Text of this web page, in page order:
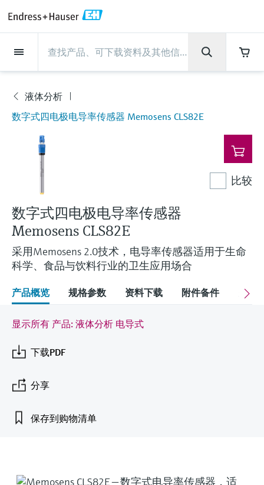
现场仪表
流量
物位测量
液体分析
温度测量
压力测量
系统产品
光学分析
Netilion IIoT
软件
流量
电磁流量计
科里奥利质量流量计
超声波流量计
涡街流量计
热式质量流量计
Differential pressure flow
measurement
选购全部
物位测量
雷达物位测量
Vibronic point level detection
导波雷达物位测量
超声波物位测量
电容物位测量
静压液位测量
Conductive level measurement
Float switch level measurement
放射线物位测量
阻旋料位开关
伺服液位测量
液体分析
pH电极和变送器
电导率传感器和变送器
浊度传感器和变送器
氯传感器和变送器
溶解氧传感器和变送器
实验室检测仪表和便携式pH计
全自动水质采样仪
TOC、COD和SAC分析仪
ORP电极和变送器
污泥界面传感器和变送器
营养盐分析仪和传感器
温度测量
温度变送器
工业温度计
保护套管
高温型温度计
卫生型温度计
紧凑型温度计
温度开关
表面温度计
线缆式温度计
多点温度计
选购全部
压力测量
绝压和表压测量
差压测量
选购全部
系统产品
数据管理仪&数据记录仪
过程测控仪
电源和安全栅
WirelessHART解决方案
网关和调制解调器
设备配置用平板电脑
能量管理仪和应用管理仪
浪涌保护器
选购全部
光学分析
TDLAS和QF分析仪
拉曼光谱分析仪
排放监测解决方案
颗粒测量设备
数字分析仪解决方案
过程气体分析仪
空气质量测量装置
烟雾探测器
视距测量仪
超高探测器
选购全部
Netilion IIoT
Netilion Value
Netilion Health
Netilion Analytics
Netilion Library
Netilion Inventory
Netilion Connect
Netilion Device Viewer
Netilion Water
服务产品
Project and commissioning services
技术支持服务
仪表维护
仪表性能优化服务
View all
Project and commissioning
services
仪表调试服务
Industrial Project Management
Extended warranty
技术支持服务
远程技术支持
远程资产监控
Process Instrumentation Courses
仪表维护
验证服务
现场仪表校准服务
预防性维护服务
Repair of measuring instruments
仪表性能优化服务
校准报告分析
优化校准间隔时间
动态现场仪表评价和分析服务
行业应用
食品与饮料
水务和环境：保护 —— 节约 —— 提高
石油与天然气：促进能源转型，实
现净零目标
生命科学：创新技术助推卓越运营
电力与能源
采矿、矿物加工及冶金：打造可持
续的未来
公用工程：可靠使用蒸汽
支持
快速获取服务支持！
技术支持中心 —— Endress+Hauser提供全方
下载区
搜索和下载技术手册, 宣传资料, 出版物, 软
学习
学习中心 - 探索Endress+Hauser学习平台上
的指导课程与资源，随时随地提升技能。
活动和培训
在线研讨会等各种活动中灵活选择。
公司
Endress+Hauser集团
生产中心
集团实力
客户案例
新闻与案例
活动和培训
您的Endress+Hauser职业生涯
Endress+Hauser集团
公司概况
Endress+Hauser在中国
恩德斯豪斯科技中国
财务业绩
集团管理层
发展历程
文化与价值观
可持续发展
关联公司
生产中心
物位和压力测量
Endress+Hauser流量
Endress+Hauser 液体分析
温度+系统产品
Endress+Hauser 数字解决方案
Endress+Hauser 光学分析
Endress+Hauser SICK
Endress+Hauser Technology China
集团实力
过程安全性
网络安全性
过程自动化项目流程
My Endress+Hauser
建立电子采购流程，从容应对未来
新闻与案例
新闻与案例总览
所有文章
新闻稿
事实速览
媒体活动
活动和培训
培训
研讨会
展览会
在线研讨会和回放
峰会
线下活动
查找市场活动及培训
您的Endress+Hauser职业生
涯
Explore open positions
在Endress+Hauser工作
德国耶拿分析仪器公司的工作机会
IST创新传感器技术公司的工作机
会
Job opportunities at
场
液体分析
数字式四电极电导率传感器 Memosens CLS82E
数字式四电极电导率传感器
Memosens CLS82E
采用Memosens 2.0技术，电导率传感器适用于生命
科学、食品与饮料行业的卫生应用场合
比较
产品概览 规格参数 资料下载 附件备件 关联
显示所有 产品: 液体分析 电导式
下载PDF
分享
保存到购物清单